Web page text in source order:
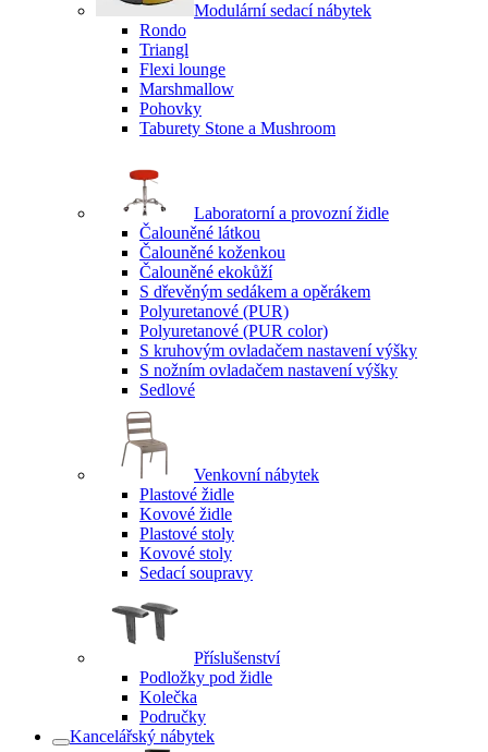
Modulární sedací nábytek
Rondo
Triangl
Flexi lounge
Marshmallow
Pohovky
Taburety Stone a Mushroom
Laboratorní a provozní židle
Čalouněné látkou
Čalouněné koženkou
Čalouněné ekokůží
S dřevěným sedákem a opěrákem
Polyuretanové (PUR)
Polyuretanové (PUR color)
S kruhovým ovladačem nastavení výšky
S nožním ovladačem nastavení výšky
Sedlové
Venkovní nábytek
Plastové židle
Kovové židle
Plastové stoly
Kovové stoly
Sedací soupravy
Příslušenství
Podložky pod židle
Kolečka
Područky
Kancelářský nábytek